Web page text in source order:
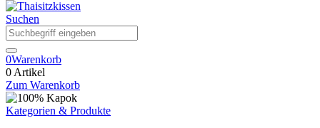
Suchen
0Warenkorb
0 Artikel
Zum Warenkorb
Kategorien & Produkte